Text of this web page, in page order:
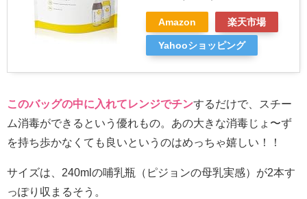
Amazon 楽天市場
Yahooショッピング
このバッグの中に入れてレンジでチンするだけで、スチー
ム消毒ができるという優れもの。あの大きな消毒じょ〜ず
を持ち歩かなくても良いというのはめっちゃ嬉しい！！
サイズは、240mlの哺乳瓶（ピジョンの母乳実感）が2本す
っぽり収まるそう。